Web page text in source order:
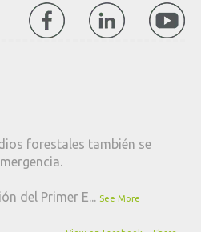
forestales también se
del Primer E... See More